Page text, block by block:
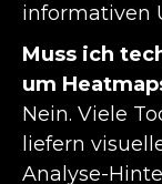
informativen
Muss ich
um
Nein. Viele
liefern
Analyse-